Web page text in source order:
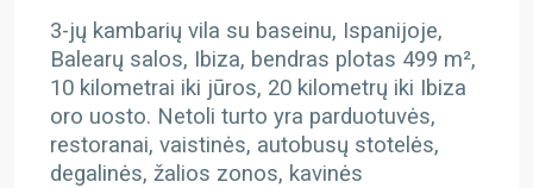
3-jų kambarių vila su baseinu, Ispanijoje,
Balearų salos, Ibiza, bendras plotas 499 m²,
10 kilometrai iki jūros, 20 kilometrų iki Ibiza
oro uosto. Netoli turto yra parduotuvės,
restoranai, vaistinės, autobusų stotelės,
degalinės, žalios zonos, kavinės